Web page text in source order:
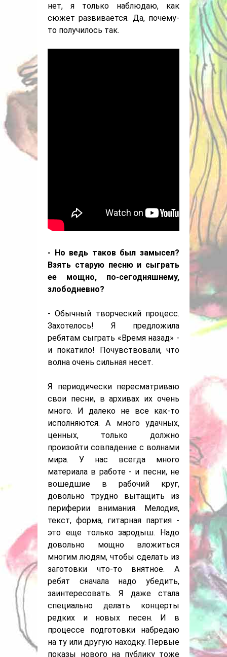
нет, я только наблюдаю, как
сюжет развивается. Да, почему-
то получилось так.
- Но ведь таков был замысел?
Взять старую песню и сыграть
ее мощно, по-сегодняшнему,
злободневно?
- Обычный творческий процесс.
Захотелось! Я предложила
ребятам сыграть «Время назад» -
и покатило! Почувствовали, что
волна очень сильная несет.
Я периодически пересматриваю
свои песни, в архивах их очень
много. И далеко не все как-то
исполняются. А много удачных,
ценных, только должно
произойти совпадение с волнами
мира. У нас всегда много
материала в работе - и песни, не
вошедшие в рабочий круг,
довольно трудно вытащить из
периферии внимания. Мелодия,
текст, форма, гитарная партия -
это еще только зародыш. Надо
довольно мощно вложиться
многим людям, чтобы сделать из
заготовки что-то внятное. А
ребят сначала надо убедить,
заинтересовать. Я даже стала
специально делать концерты
редких и новых песен. И в
процессе подготовки набредаю
на ту или другую находку. Первые
показы нового на публику тоже